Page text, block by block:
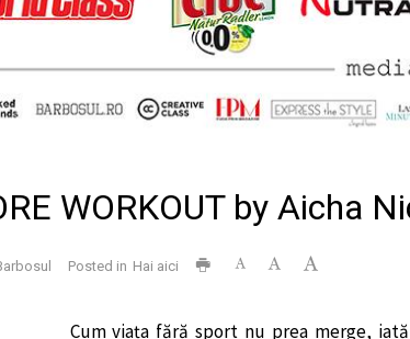
WORKOUT by Aicha
Posted in Hai aici
Cum viața fără sport nu prea merge,